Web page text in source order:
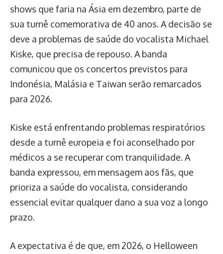
shows que faria na Ásia em dezembro, parte de
sua turnê comemorativa de 40 anos. A decisão se
deve a problemas de saúde do vocalista Michael
Kiske, que precisa de repouso. A banda
comunicou que os concertos previstos para
Indonésia, Malásia e Taiwan serão remarcados
para 2026.
Kiske está enfrentando problemas respiratórios
desde a turnê europeia e foi aconselhado por
médicos a se recuperar com tranquilidade. A
banda expressou, em mensagem aos fãs, que
prioriza a saúde do vocalista, considerando
essencial evitar qualquer dano a sua voz a longo
prazo.
A expectativa é de que, em 2026, o Helloween